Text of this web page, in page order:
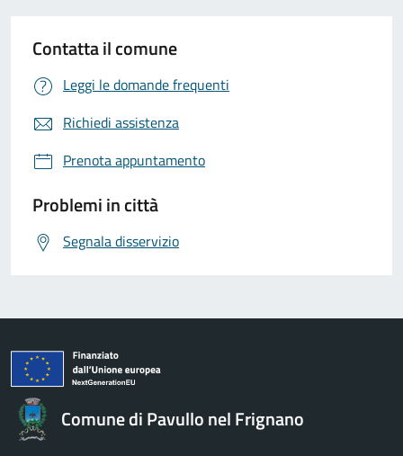
Contatta il comune
Leggi le domande frequenti
Richiedi assistenza
Prenota appuntamento
Problemi in città
Segnala disservizio
Comune di Pavullo nel Frignano